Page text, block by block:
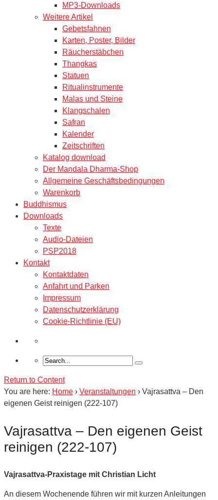
MP3-Downloads
Weitere Artikel
Gebetsfahnen
Karten, Poster, Bilder
Räucherstäbchen
Thangkas
Statuen
Ritualinstrumente
Malas und Steine
Klangschalen
Safran
Kalender
Zeitschriften
Katalog download
Der Mandala Dharma-Shop
Allgemeine Geschäftsbedingungen
Warenkorb
Buddhismus
Downloads
Texte
Audio-Dateien
PSP2018
Kontakt
Kontaktdaten
Anfahrt und Parken
Impressum
Datenschutzerklärung
Cookie-Richtlinie (EU)
Return to Content
You are here: Home › Veranstaltungen › Vajrasattva – Den
eigenen Geist reinigen (222-107)
Vajrasattva – Den eigenen Geist
reinigen (222-107)
Vajrasattva-Praxistage mit Christian Licht
An diesem Wochenende führen wir mit kurzen Anleitungen